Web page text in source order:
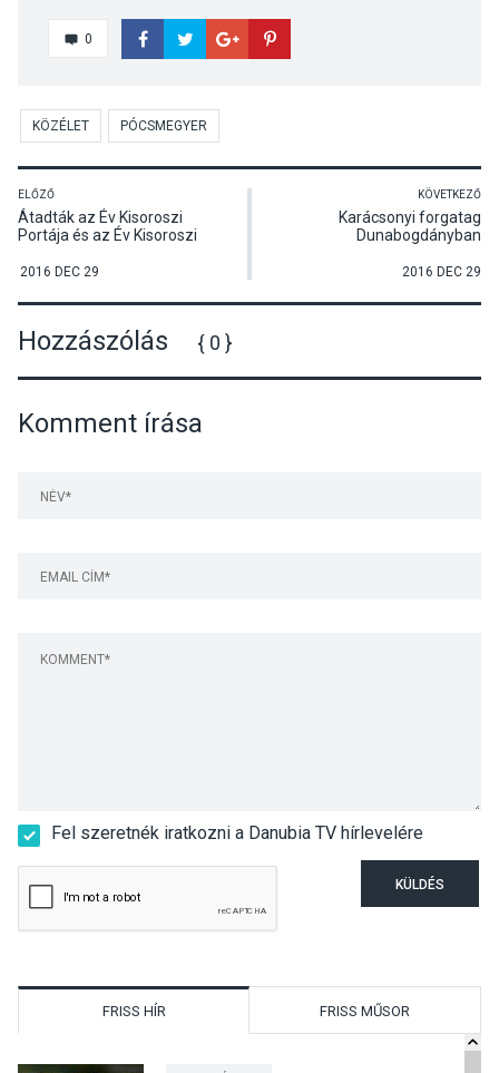
0
KÖZÉLET PÓCSMEGYER
ELŐZŐ
Átadták az Év Kisoroszi
Portája és az Év Kisoroszi
karácsonyi ünnepségen
2016 DEC 29
KÖVETKEZŐ
Karácsonyi forgatag
Dunabogdányban
2016 DEC 29
Hozzászólás { 0 }
Komment írása
Fel szeretnék iratkozni a Danubia TV hírlevelére
KÜLDÉS
FRISS HÍR FRISS MŰSOR